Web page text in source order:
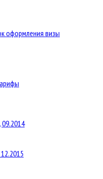
оформления визы